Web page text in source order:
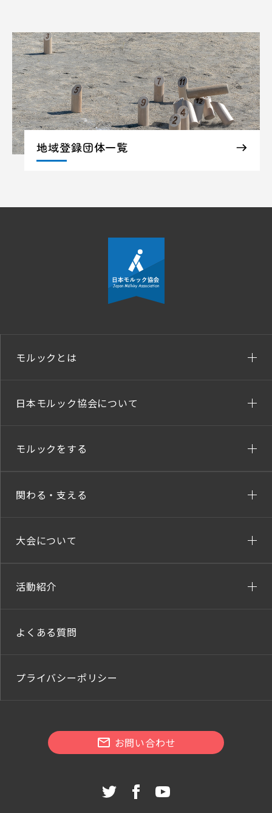
地域登録団体一覧
モルックとは
日本モルック協会について
モルックをする
関わる・支える
大会について
活動紹介
よくある質問
プライバシーポリシー
お問い合わせ